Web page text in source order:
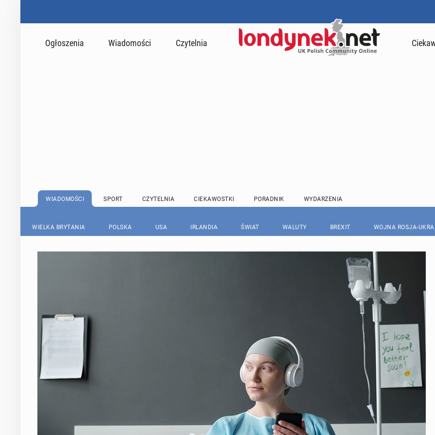
Ogłoszenia Wiadomości Czytelnia
WIADOMOŚCI SPORT CZYTELNIA CIEKAWOSTKI PORADNIK WYDARZENIA
WIELKA BRYTANIA POLSKA USA IRLANDIA ŚWIAT WALUTY BREXIT WOJNA ROSJA-